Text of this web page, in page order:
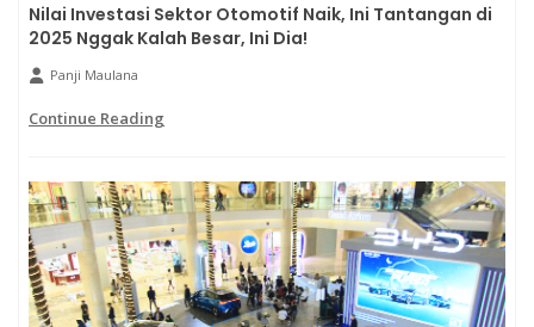
Nilai Investasi Sektor Otomotif Naik, Ini Tantangan di
2025 Nggak Kalah Besar, Ini Dia!
Panji Maulana
Continue Reading